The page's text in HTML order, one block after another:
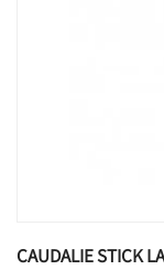
CAUDALIE STICK